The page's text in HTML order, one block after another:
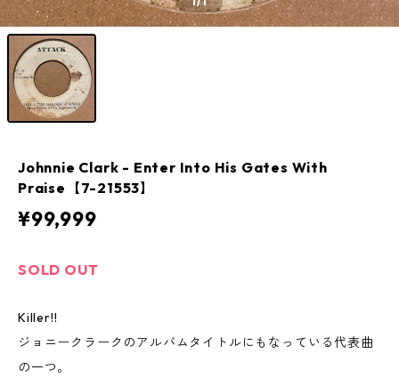
Johnnie Clark - Enter Into His Gates With
Praise【7-21553】
¥99,999
SOLD OUT
Killer!!
ジョニークラークのアルバムタイトルにもなっている代表曲
の一つ。